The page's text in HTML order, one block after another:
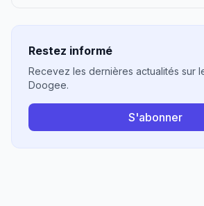
Restez informé
Recevez les dernières actualités sur
Doogee.
S'abonner